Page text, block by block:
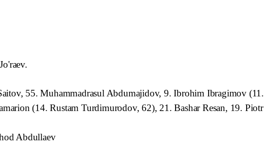
55. Muhammadrasul Abdumajidov, 9. Ibrohim Ibragimov (11.
(14. Rustam Turdimurodov, 62), 21. Bashar Resan, 19. Piotr
Abdullaev